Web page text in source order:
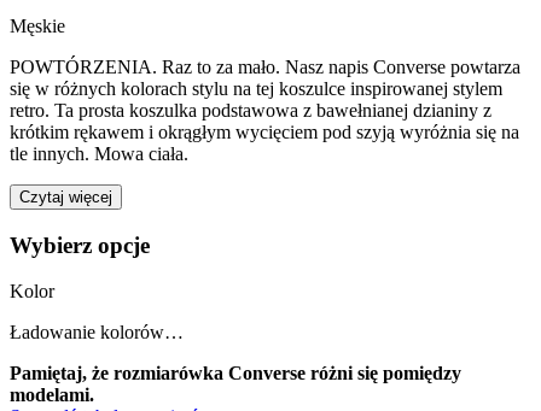
Męskie
POWTÓRZENIA. Raz to za mało. Nasz napis Converse powtarza
się w różnych kolorach stylu na tej koszulce inspirowanej stylem
retro. Ta prosta koszulka podstawowa z bawełnianej dzianiny z
krótkim rękawem i okrągłym wycięciem pod szyją wyróżnia się na
tle innych. Mowa ciała.
Czytaj więcej
Wybierz opcje
Kolor
Ładowanie kolorów…
Pamiętaj, że rozmiarówka Converse różni się pomiędzy
modelami.